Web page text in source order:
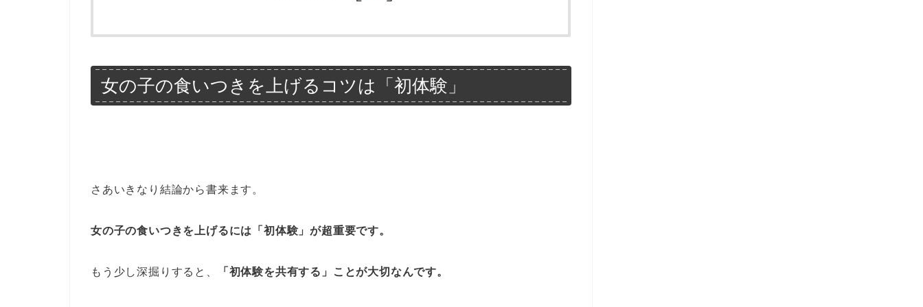
女の子の食いつきを上げるコツは「初体験」
さあいきなり結論から書来ます。
女の子の食いつきを上げるには「初体験」が超重要です。
もう少し深掘りすると、 「初体験を共有する」ことが大切なんです。